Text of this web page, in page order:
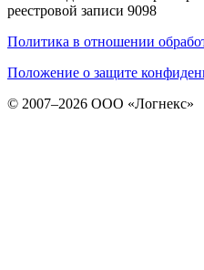
реестровой записи 9098
Политика в отношении
Положение о защите
© 2007–2026 ООО «Логнекс»